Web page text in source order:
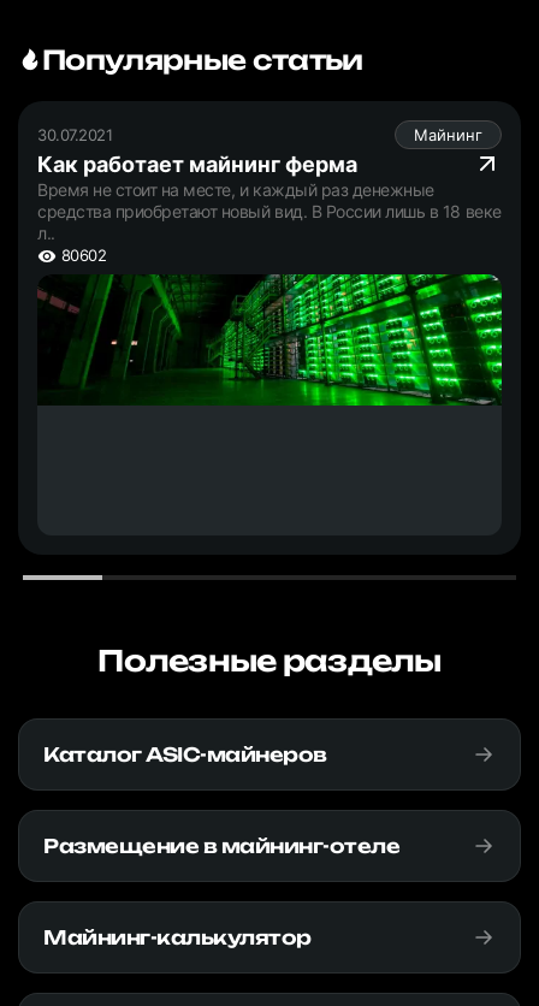
Популярные статьи
30.07.2021 Майнинг
Как работает майнинг ферма
Время не стоит на месте, и каждый раз денежные
средства приобретают новый вид. В России лишь в 18 веке
л..
80602
Полезные разделы
Каталог ASIC-майнеров
Размещение в майнинг-отеле
Майнинг-калькулятор